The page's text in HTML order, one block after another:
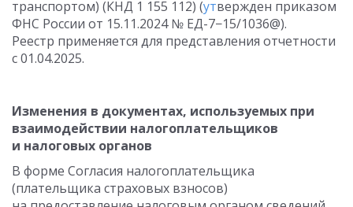
транспортом) (КНД 1 155 112) (утвержден приказом
ФНС России от 15.11.2024№ ЕД-7−15/1036@).
Реестр применяется для представления отчетности
с 01.04.2025.
Изменения в документах, используемых при
взаимодействии налогоплательщиков
и налоговых органов
В форме Согласия налогоплательщика
(плательщика страховых взносов)